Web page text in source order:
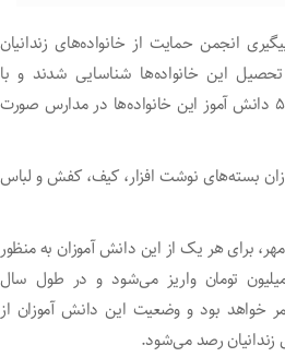
انجمن حمایت از خانواده‌های زندانیان
تحصیل این خانواده‌ها شناسایی شدند و با
اقدامات حمایتی، کار ثبت نام ۵۵۵ دانش آموز این خانواده‌ها در مدارس صورت
بسته‌های نوشت افزار، کیف، کفش و لباس
برای هر یک از این دانش آموزان به منظور
تومان واریز می‌شود و در طول سال
خواهد بود و وضعیت این دانش آموزان از
زندانیان رصد می‌شود.